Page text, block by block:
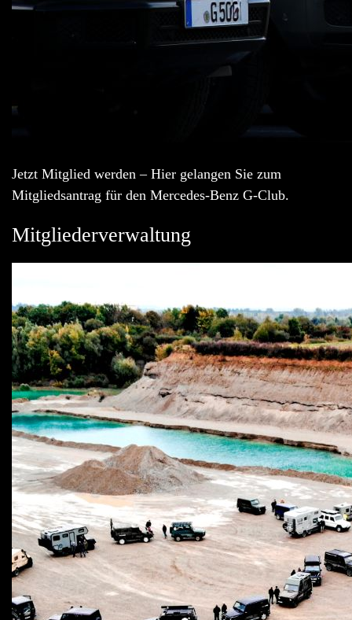
Jetzt Mitglied werden – Hier gelangen Sie zum
Mitgliedsantrag für den Mercedes-Benz G-Club.
Mitgliederverwaltung